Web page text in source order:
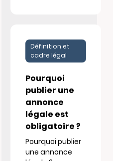
Définition et
cadre légal
Pourquoi
publier une
annonce
légale est
obligatoire ?
Pourquoi publier
une annonce